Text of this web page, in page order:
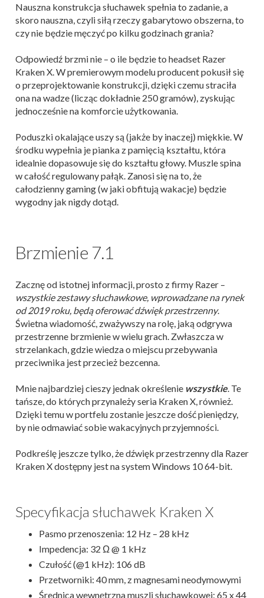
Nauszna konstrukcja słuchawek spełnia to zadanie, a
skoro nauszna, czyli siłą rzeczy gabarytowo obszerna, to
czy nie będzie męczyć po kilku godzinach grania?
Odpowiedź brzmi nie – o ile będzie to headset Razer
Kraken X. W premierowym modelu producent pokusił się
o przeprojektowanie konstrukcji, dzięki czemu straciła
ona na wadze (licząc dokładnie 250 gramów), zyskując
jednocześnie na komforcie użytkowania.
Poduszki okalające uszy są (jakże by inaczej) miękkie. W
środku wypełnia je pianka z pamięcią kształtu, która
idealnie dopasowuje się do kształtu głowy. Muszle spina
w całość regulowany pałąk. Zanosi się na to, że
całodzienny gaming (w jaki obfitują wakacje) będzie
wygodny jak nigdy dotąd.
Brzmienie 7.1
Zacznę od istotnej informacji, prosto z firmy Razer –
wszystkie zestawy słuchawkowe, wprowadzane na rynek
od 2019 roku, będą oferować dźwięk przestrzenny.
Świetna wiadomość, zważywszy na rolę, jaką odgrywa
przestrzenne brzmienie w wielu grach. Zwłaszcza w
strzelankach, gdzie wiedza o miejscu przebywania
przeciwnika jest przecież bezcenna.
Mnie najbardziej cieszy jednak określenie wszystkie. Te
tańsze, do których przynależy seria Kraken X, również.
Dzięki temu w portfelu zostanie jeszcze dość pieniędzy,
by nie odmawiać sobie wakacyjnych przyjemności.
Podkreślę jeszcze tylko, że dźwięk przestrzenny dla Razer
Kraken X dostępny jest na system Windows 10 64-bit.
Specyfikacja słuchawek Kraken X
Pasmo przenoszenia: 12 Hz – 28 kHz
Impedencja: 32 Ω @ 1 kHz
Czułość (@1 kHz): 106 dB
Przetworniki: 40 mm, z magnesami neodymowymi
Średnica wewnętrzna muszli słuchawkowej: 65 x 44